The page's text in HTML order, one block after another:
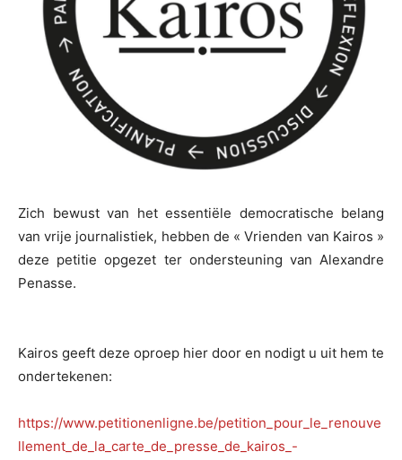
Zich bewust van het essentiële democratische belang
van vrije journalistiek, hebben de « Vrienden van Kairos »
deze petitie opgezet ter ondersteuning van Alexandre
Penasse.
Kairos geeft deze oproep hier door en nodigt u uit hem te
ondertekenen:
https://www.petitionenligne.be/petition_pour_le_renouve
llement_de_la_carte_de_presse_de_kairos_-